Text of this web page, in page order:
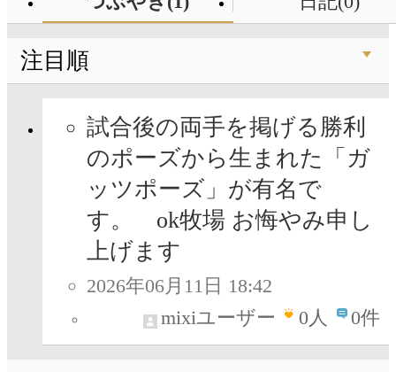
注目順
試合後の両手を掲げる勝利
のポーズから生まれた「ガ
ッツポーズ」が有名で
す。 ok牧場 お悔やみ申し
上げます
2026年06月11日 18:42
mixiユーザー
0人 0件